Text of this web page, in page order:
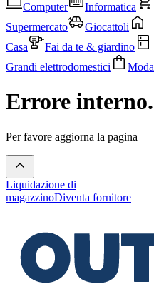
Computer
Informatica
Supermercato
Giocattoli
Casa
Fai da te & giardino
Grandi elettrodomestici
Moda
Errore interno.
Per favore aggiorna la pagina
Liquidazione di
magazzinoDiventa fornitore